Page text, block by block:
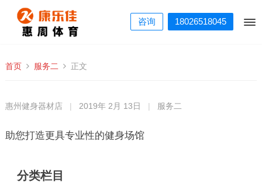
咨询 18026518045
首页 服务二 正文
惠州健身器材店 2019年 2月 13日 服务二
助您打造更具专业性的健身场馆
分类栏目